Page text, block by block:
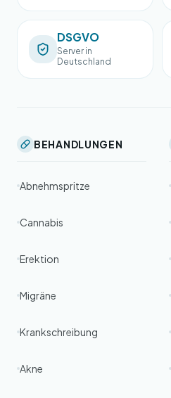
DSGVO
Server in
Deutschland
BEHANDLUNGEN
Abnehmspritze
Cannabis
Erektion
Migräne
Krankschreibung
Akne